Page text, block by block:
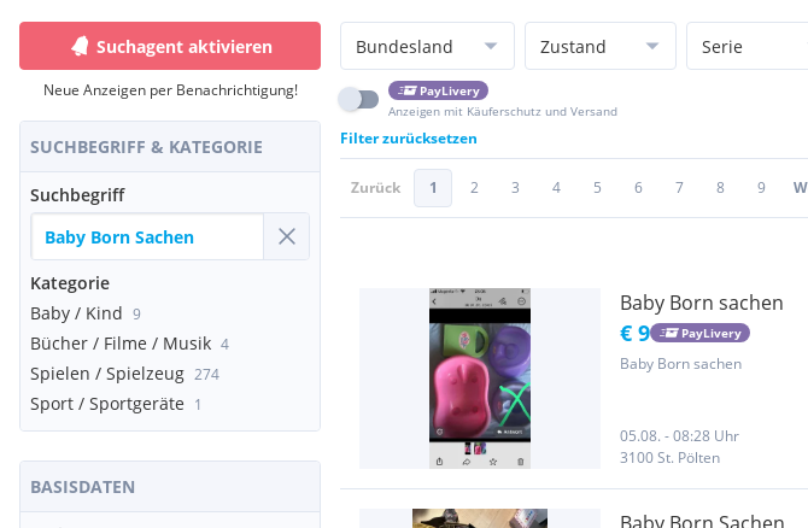
Suchagent aktivieren
Neue Anzeigen per Benachrichtigung!
SUCHBEGRIFF & KATEGORIE
Suchbegriff
Kategorie
Baby / Kind 9
Bücher / Filme / Musik 4
Spielen / Spielzeug 274
Sport / Sportgeräte 1
BASISDATEN
Bundesland Zustand Serie
PayLivery
Anzeigen mit Käuferschutz und Versand
Filter zurücksetzen
Zurück 1 2 3 4 5 6 7 8 9
Baby Born sachen
€ 9 PayLivery
Baby Born sachen
05.08. - 08:28 Uhr
3100 St. Pölten